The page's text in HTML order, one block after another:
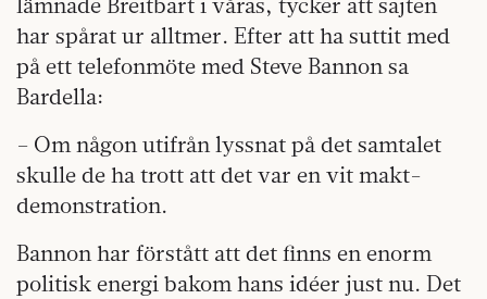
har spårat ur alltmer. Efter att ha suttit med
på ett telefonmöte med Steve Bannon sa
Bardella:
– Om någon utifrån lyssnat på det samtalet
skulle de ha trott att det var en vit makt-
demonstration.
Bannon har förstått att det finns en enorm
politisk energi bakom hans idéer just nu. Det